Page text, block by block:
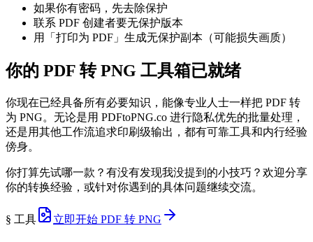
如果你有密码，先去除保护
联系 PDF 创建者要无保护版本
用「打印为 PDF」生成无保护副本（可能损失画质）
你的 PDF 转 PNG 工具箱已就绪
你现在已经具备所有必要知识，能像专业人士一样把 PDF 转
为 PNG。无论是用 PDFtoPNG.co 进行隐私优先的批量处理，
还是用其他工作流追求印刷级输出，都有可靠工具和内行经验
傍身。
你打算先试哪一款？有没有发现我没提到的小技巧？欢迎分享
你的转换经验，或针对你遇到的具体问题继续交流。
§ 工具 立即开始 PDF 转 PNG